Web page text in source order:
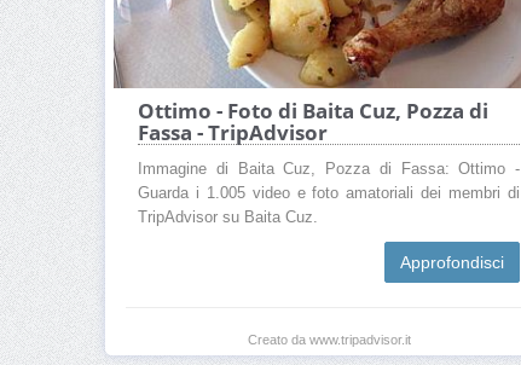
Ottimo - Foto di Baita Cuz, Pozza di
Fassa - TripAdvisor
Immagine di Baita Cuz, Pozza di Fassa: Ottimo -
Guarda i 1.005 video e foto amatoriali dei membri di
TripAdvisor su Baita Cuz.
Approfondisci
Creato da www.tripadvisor.it